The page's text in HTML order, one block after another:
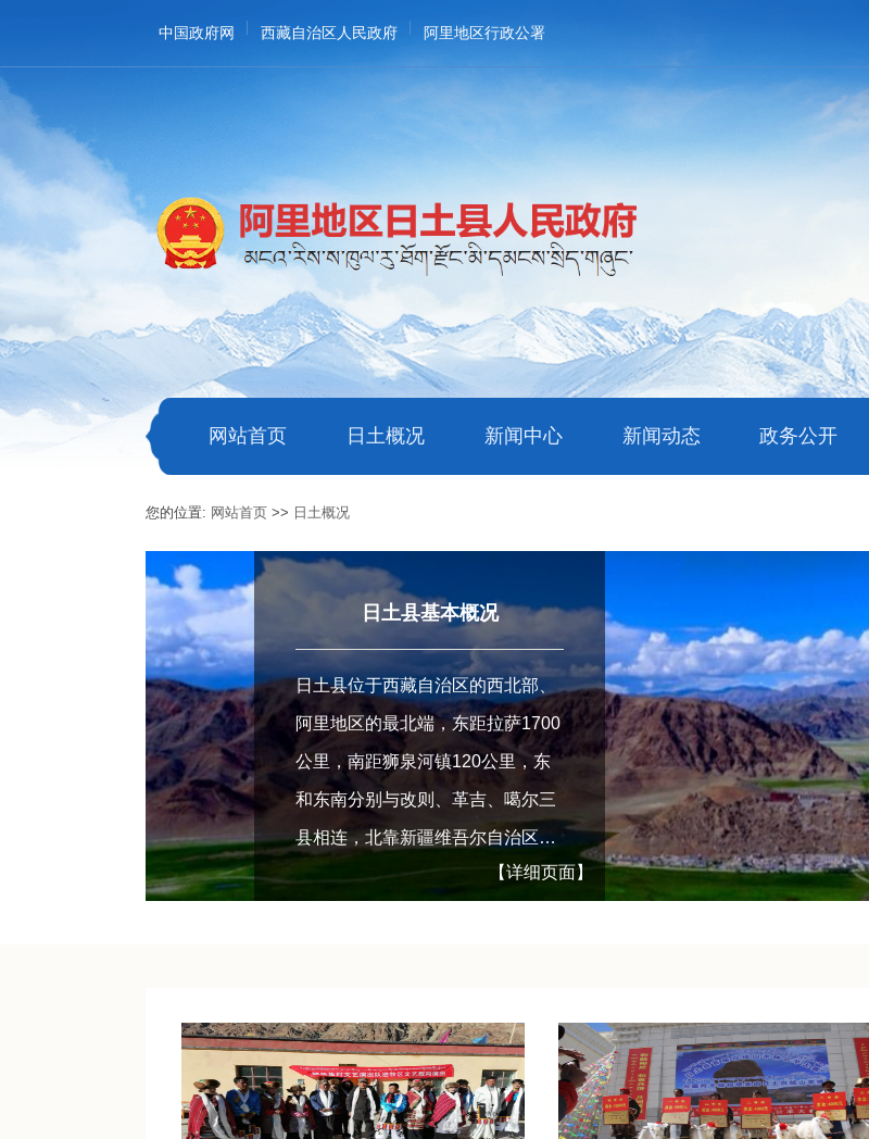
中国政府网 西藏自治区人民政府 阿里地区行政公署
网站首页 日土概况 新闻中心 新闻动态 政务公开
您的位置: 网站首页 >> 日土概况
日土县基本概况
日土县位于西藏自治区的西北部、
阿里地区的最北端，东距拉萨1700
公里，南距狮泉河镇120公里，东
和东南分别与改则、革吉、噶尔三
县相连，北靠新疆维吾尔自治区和
田地区，西与印控克什米尔地区接
【详细页面】